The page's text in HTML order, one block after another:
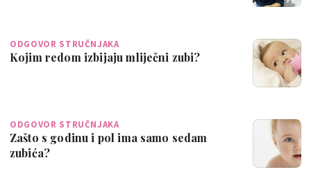
ODGOVOR STRUČNJAKA
Kojim redom izbijaju mliječni zubi?
ODGOVOR STRUČNJAKA
Zašto s godinu i pol ima samo sedam
zubića?